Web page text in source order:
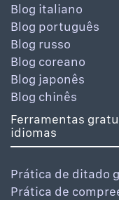
Blog italiano
Blog português
Blog russo
Blog coreano
Blog japonês
Blog chinês
Ferramentas
idiomas
Prática de ditado
Prática de